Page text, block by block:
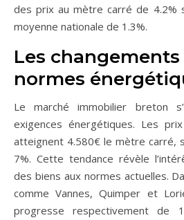
des prix au mètre carré de 4.2%
moyenne nationale de 1.3%.
Les changements
normes
Le marché immobilier breton
exigences énergétiques. Les
atteignent 4.580€ le mètre carré,
7%. Cette tendance révèle
des biens aux normes actuelles.
comme Vannes, Quimper et
progresse respectivement de